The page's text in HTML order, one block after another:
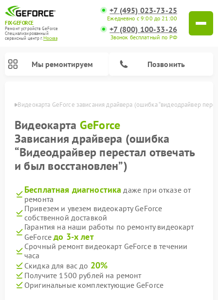
FIX-GEFORCE
Ремонт устройств GeForce
Специализированный
cервисный центр г.Москва
+7 (495) 023-73-25
Ежедневно с 9:00 до 21:00
+7 (800) 100-33-26
Звонок бесплатный по РФ
Мы ремонтируем Позвонить
Видеокарта GeForce зависания драйвера (ошибка “видеодрайвер
Видеокарта GeForce
Зависания драйвера (ошибка
“Видеодрайвер перестал отвечать
и был восстановлен”)
Бесплатная диагностика даже при отказе от
ремонта
Привезем и увезем видеокарту GeForce
собственной доставкой
Гарантия на наши работы по ремонту видеокарт
GeForceдо 3-х лет
Срочный ремонт видеокарт GeForce в течении
часа
Скидка для вас до 20%
Получите 1500 рублей на ремонт
Оригинальные комплектующие GeForce